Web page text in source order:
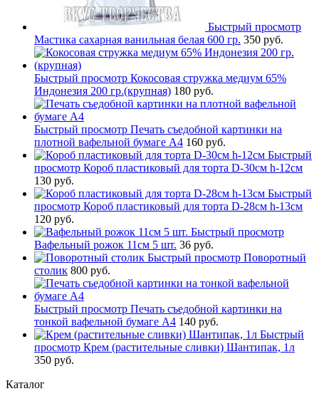
Быстрый просмотр
Мастика сахарная ванильная белая 600 гр. 350 руб.
Быстрый просмотр Кокосовая стружка медиум 65%
Индонезия 200 гр.(крупная) 180 руб.
Быстрый просмотр Печать съедобной картинки на
плотной вафельной бумаге А4 160 руб.
Быстрый
просмотр Короб пластиковый для торта D-30см h-12см
130 руб.
Быстрый
просмотр Короб пластиковый для торта D-28см h-13см
120 руб.
Быстрый просмотр
Вафельный рожок 11см 5 шт. 36 руб.
Быстрый просмотр Поворотный
столик 800 руб.
Быстрый просмотр Печать съедобной картинки на
тонкой вафельной бумаге А4 140 руб.
Быстрый
просмотр Крем (растительные сливки) Шантипак, 1л
350 руб.
Каталог